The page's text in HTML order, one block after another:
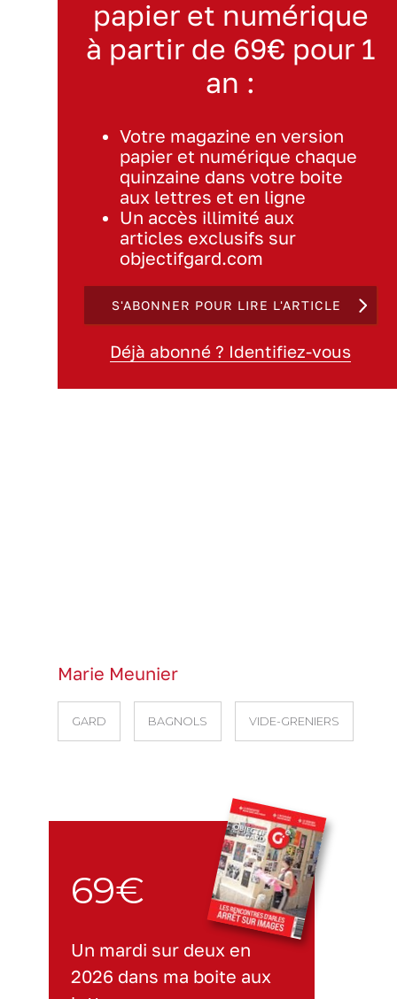
papier et numérique
à partir de 69€ pour 1
an :
Votre magazine en version
papier et numérique chaque
quinzaine dans votre boite
aux lettres et en ligne
Un accès illimité aux
articles exclusifs sur
objectifgard.com
S'ABONNER POUR LIRE L'ARTICLE
Déjà abonné ? Identifiez-vous
Marie Meunier
GARD BAGNOLS VIDE-GRENIERS
69€
Un mardi sur deux en
2026 dans ma boite aux